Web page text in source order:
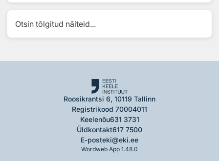
Otsin tõlgitud näiteid...
Roosikrantsi 6, 10119 Tallinn
Registrikood 70004011
Keelenõu631 3731
Üldkontakt617 7500
E-posteki@eki.ee
Wordweb App 1.48.0